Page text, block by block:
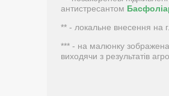
антистресантом
** - локальне внесення на
*** - на малюнку
виходячи з результатів